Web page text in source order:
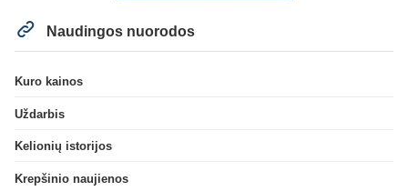
Naudingos nuorodos
Kuro kainos
Uždarbis
Kelionių istorijos
Krepšinio naujienos